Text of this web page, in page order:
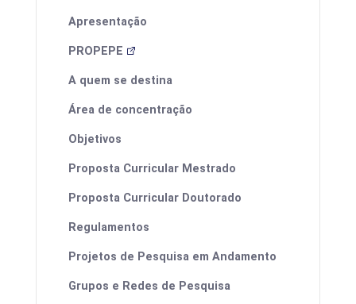
Apresentação
PROPEPE
A quem se destina
Área de concentração
Objetivos
Proposta Curricular Mestrado
Proposta Curricular Doutorado
Regulamentos
Projetos de Pesquisa em Andamento
Grupos e Redes de Pesquisa